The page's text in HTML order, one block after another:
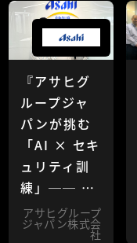
『アサヒグ
ループジャ
パンが挑む
「AI × セキ
ュリティ訓
練」── …
アサヒグループ
ジャパン株式会
社